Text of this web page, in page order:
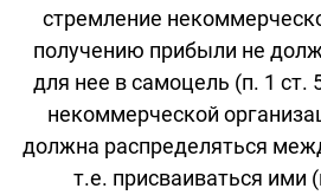
стремление
получению прибыли не
для нее в самоцель (п. 1 ст.
некоммерческой
должна распределяться
т.е. присваиваться ими